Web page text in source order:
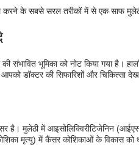
के सबसे सरल तरीकों में से एक साफ
की संभावित भूमिका को नोट किया गया
डॉक्टर की सिफारिशों और चिकित्सा
है। मुलेठी में आइसोलिक्विरीटिजेनिन
मृत्यु) में कैंसर कोशिकाओं के विकास